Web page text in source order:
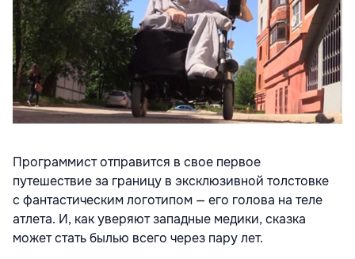
Программист отправится в свое первое
путешествие за границу в эксклюзивной толстовке
с фантастическим логотипом — его голова на теле
атлета. И, как уверяют западные медики, сказка
может стать былью всего через пару лет.